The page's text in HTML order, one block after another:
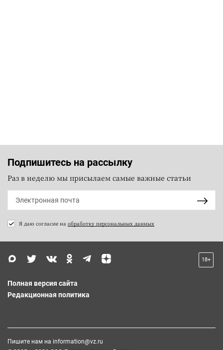
Подпишитесь на рассылку
Раз в неделю мы присылаем самые важные статьи
Я даю согласие на обработку персональных данных
18+
Полная версия сайта
Редакционная политика
Пишите нам на information@vz.ru